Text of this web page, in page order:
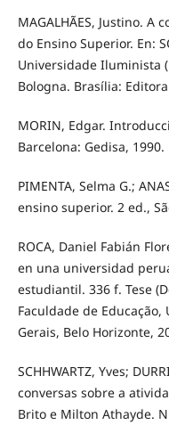
MAGALHÃES, Justino. A
do Ensino Superior. En:
Universidade Iluminista
Bologna. Brasília:
MORIN, Edgar.
Barcelona: Gedisa, 1990.
PIMENTA, Selma G.;
ensino superior. 2 ed.,
ROCA, Daniel Fabián
en una universidad
estudiantil. 336 f. Tese
Faculdade de
Gerais, Belo Horizonte,
SCHHWARTZ, Yves;
conversas sobre a
Brito e Milton Athayde.